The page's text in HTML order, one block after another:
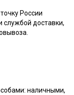
России
службой доставки,
наличными,